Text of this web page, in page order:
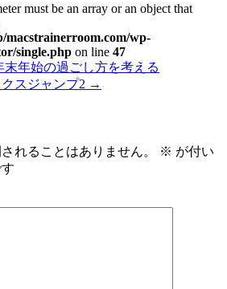
must be an array or an object that
macstrainerroom.com/wp-
single.php on line 47
年始の過ごし方を考える
スジャンプ2 →
れることはありません。 ※ が付い